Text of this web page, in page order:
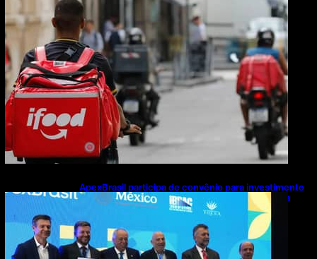
ApexBrasil participa de convênio para investimento
de R$ 2,63 milhões em exportações de cachaça